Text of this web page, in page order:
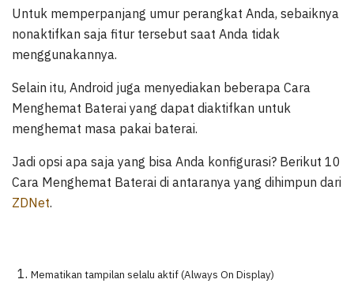
Untuk memperpanjang umur perangkat Anda, sebaiknya
nonaktifkan saja fitur tersebut saat Anda tidak
menggunakannya.
Selain itu, Android juga menyediakan beberapa Cara
Menghemat Baterai yang dapat diaktifkan untuk
menghemat masa pakai baterai.
Jadi opsi apa saja yang bisa Anda konfigurasi? Berikut 10
Cara Menghemat Baterai di antaranya yang dihimpun dari
ZDNet.
Mematikan tampilan selalu aktif (Always On Display)